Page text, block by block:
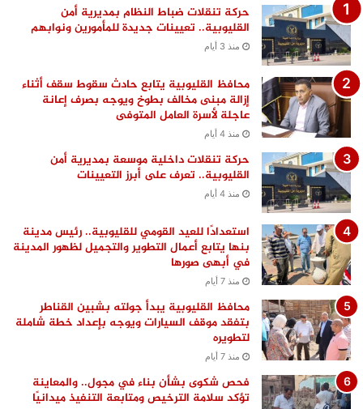
حركة تنقلات ضباط النظام بمديرية أمن
القليوبية.. تعيينات جديدة للمأمورين ونوابهم
منذ 3 أيام
محافظ القليوبية يتابع حادث سقوط سقف أثناء
إزالة مبنى مخالف بطوخ ويوجه بصرف إعانة
عاجلة لأسرة العامل المتوفى
منذ 4 أيام
حركة تنقلات داخلية موسعة بمديرية أمن
القليوبية.. تعرف على أبرز التعيينات
منذ 4 أيام
استعدادًا للعيد القومي للقليوبية.. رئيس مدينة
بنها يتابع أعمال التطوير والتجميل لظهور المدينة
في أبهى صورها
منذ 7 أيام
محافظ القليوبية يبدأ جولته بشبين القناطر
بتفقد موقف السيارات ويوجه بإعداد خطة شاملة
لتطويره
منذ 7 أيام
فحص شكوى بشأن بناء في مجول.. والمعاينة
تؤكد سلامة الترخيص ومتابعة التنفيذ ميدانيًا